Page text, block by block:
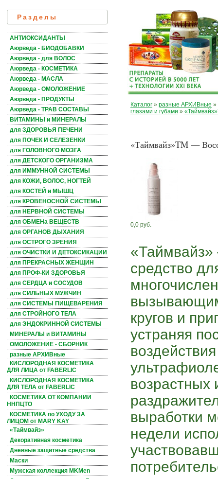
Разделы
АНТИОКСИДАНТЫ
Аюрведа - БИОДОБАВКИ
Аюрведа - для ВОЛОС
Аюрведа - КОСМЕТИКА
Аюрведа - МАСЛА
Аюрведа - ОМОЛОЖЕНИЕ
Аюрведа - ПРОДУКТЫ
Аюрведа - ТРАВ СОСТАВЫ
ВИТАМИНЫ и МИНЕРАЛЫ
для ЗДОРОВЬЯ ПЕЧЕНИ
для ПОЧЕК И СЕЛЕЗЕНКИ
для ГОЛОВНОГО МОЗГА
для ДЕТСКОГО ОРГАНИЗМА
для ИММУННОЙ СИСТЕМЫ
для КОЖИ, ВОЛОС, НОГТЕЙ
для КОСТЕЙ и МЫШЦ
для КРОВЕНОСНОЙ СИСТЕМЫ
для НЕРВНОЙ СИСТЕМЫ
для ОБМЕНа ВЕЩЕСТВ
для ОРГАНОВ ДЫХАНИЯ
для ОСТРОГО ЗРЕНИЯ
для ОЧИСТКИ И ДЕТОКСИКАЦИИ
для ПРЕКРАСНЫХ ЖЕНЩИН
для ПРОФ-КИ ЗДОРОВЬЯ
для СЕРДЦА и СОСУДОВ
для СИЛЬНЫХ МУЖЧИН
для СИСТЕМЫ ПИЩЕВАРЕНИЯ
для СТРОЙНОГО ТЕЛА
для ЭНДОКРИННОЙ СИСТЕМЫ
МИНЕРАЛЫ и ВИТАМИНЫ
ОМОЛОЖЕНИЕ - СБОРНИК
разные АРХИВные
КИСЛОРОДНАЯ КОСМЕТИКА
ДЛЯ ЛИЦА от FABERLIC
КИСЛОРОДНАЯ КОСМЕТИКА
ДЛЯ ТЕЛА от FABERLIC
КОСМЕТИКА ОТ КОМПАНИИ
ННПЦТО
КОСМЕТИКА по УХОДУ ЗА
ЛИЦОМ от MARY KAY
«Таймвайз»
Декоративная косметика
Дневные защитные средства
Маски
Мужская коллекция MKMen
Каталог » разные АРХИВные »
глазами и губами »
«Таймвайз»TM —
0,0 руб.
средство
кругов и
устраняя
возрастных
выработки
недели